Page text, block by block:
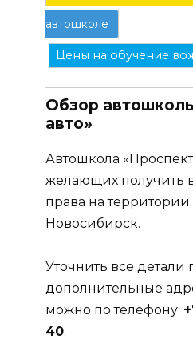
автошколе
Цены на обучение
Обзор
авто»
Автошкола
желающих получить
права на территории
Новосибирск.
Уточнить все
дополнительные
можно по телефону:
40.